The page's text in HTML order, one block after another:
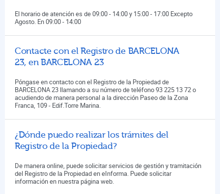
El horario de atención es de 09:00 - 14:00 y 15:00 - 17:00 Excepto
Agosto. En 09:00 - 14:00
Contacte con el Registro de BARCELONA
23, en BARCELONA 23
Póngase en contacto con el Registro de la Propiedad de
BARCELONA 23 llamando a su número de teléfono 93 225 13 72 o
acudiendo de manera personal a la dirección Paseo de la Zona
Franca, 109 - Edif.Torre Marina.
¿Dónde puedo realizar los trámites del
Registro de la Propiedad?
De manera online, puede solicitar servicios de gestión y tramitación
del Registro de la Propiedad en eInforma. Puede solicitar
información en nuestra página web.